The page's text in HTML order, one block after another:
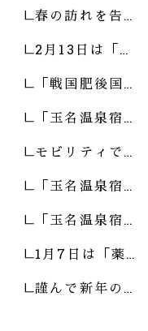
春の訪れを告…
2月13日は「…
「戦国肥後国…
「玉名温泉宿…
モビリティで…
「玉名温泉宿…
「玉名温泉宿…
1月7日は「薬…
謹んで新年の…